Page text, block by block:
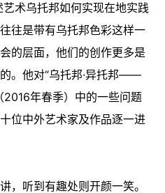
术乌托邦如何实现在地实践
往是带有乌托邦色彩这样一
的层面，他们的创作更多是
。他对“乌托邦·异托邦——
2016年春季）中的一些问题
位中外艺术家及作品逐一进
，听到有趣处则开颜一笑。